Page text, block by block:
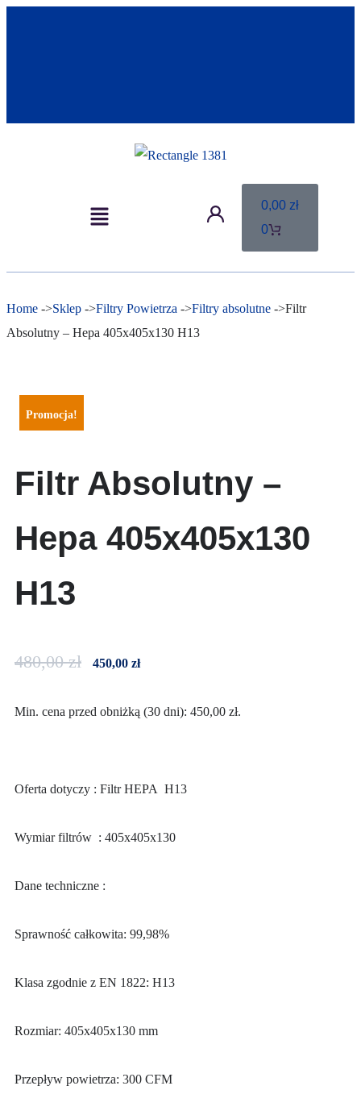
0,00 zł
0
Home ->Sklep ->Filtry Powietrza ->Filtry absolutne ->Filtr
Absolutny – Hepa 405x405x130 H13
Promocja!
Filtr Absolutny –
Hepa 405x405x130
H13
480,00zł 450,00 zł
Min. cena przed obniżką (30 dni): 450,00 zł.
Oferta dotyczy : Filtr HEPA H13
Wymiar filtrów : 405x405x130
Dane techniczne :
Sprawność całkowita: 99,98%
Klasa zgodnie z EN 1822: H13
Rozmiar: 405x405x130 mm
Przepływ powietrza: 300 CFM